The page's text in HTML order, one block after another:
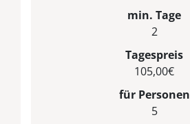
min. Tage
2
Tagespreis
105,00€
für Personen
5